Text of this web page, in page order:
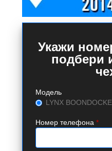
Укажи
подбери
Модель
LYNX
Номер телефона *